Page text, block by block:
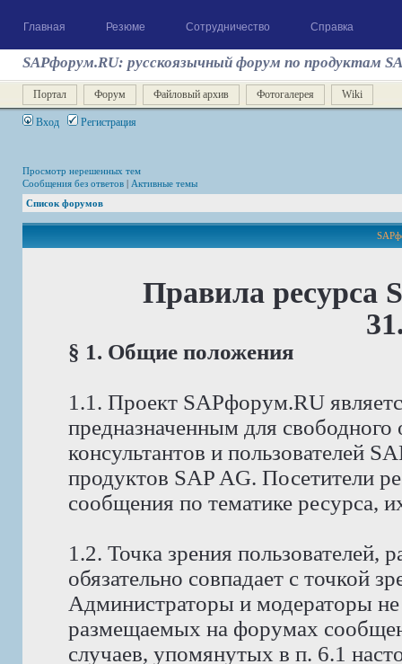
Главная Резюме Сотрудничество Справка
SAPфорум.RU: русскоязычный форум по продуктам
Портал Форум Файловый архив Фотогалерея Wiki
Вход Регистрация
Просмотр нерешенных тем
Сообщения без ответов | Активные темы
Список форумов
Правила ресурса
§ 1. Общие положения
1.1. Проект SAPфорум.RU
предназначенным для
консультантов и пользователей
продуктов SAP AG. Посетители
сообщения по тематике ресурса,
1.2. Точка зрения
обязательно совпадает с точкой
Администраторы и модераторы не
размещаемых на форумах
случаев, упомянутых в п. 6.1